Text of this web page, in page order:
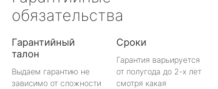
обязательства
Гарантийный
талон
Выдаем гарантию не
зависимо от сложности
Сроки
Гарантия варьируется
от полугода до 2-х лет
смотря какая